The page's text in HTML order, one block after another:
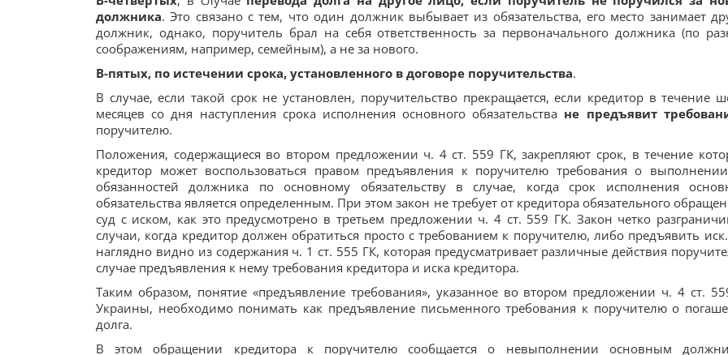
должника. Это связано с тем, что один должник выбывает из обязательства, его место занимает
должник, однако, поручитель брал на себя ответственность за первоначального должника (по
соображениям, например, семейным), а не за нового.
В-пятых, по истечении срока, установленного в договоре поручительства.
В случае, если такой срок не установлен, поручительство прекращается, если кредитор в течение
месяцев со дня наступления срока исполнения основного обязательства не предъявит
поручителю.
Положения, содержащиеся во втором предложении ч. 4 ст. 559 ГК, закрепляют срок, в течение
кредитор может воспользоваться правом предъявления к поручителю требования о
обязанностей должника по основному обязательству в случае, когда срок исполнения
обязательства является определенным. При этом закон не требует от кредитора обязательного
суд с иском, как это предусмотрено в третьем предложении ч. 4 ст. 559 ГК. Закон четко
случаи, когда кредитор должен обратиться просто с требованием к поручителю, либо предъявить
наглядно видно из содержания ч. 1 ст. 555 ГК, которая предусматривает различные действия
случае предъявления к нему требования кредитора и иска кредитора.
Таким образом, понятие «предъявление требования», указанное во втором предложении ч. 4 ст.
Украины, необходимо понимать как предъявление письменного требования к поручителю о
долга.
В этом обращении кредитора к поручителю сообщается о невыполнении основным